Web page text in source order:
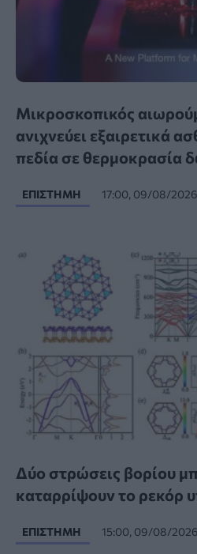
Μικροσκοπικός
ανιχνεύει εξαιρετικά
πεδία σε θερμοκρασία
ΕΠΙΣΤΉΜΗ 17:00, 09/08/2026
Δύο στρώσεις βορίου
καταρρίψουν το ρεκόρ
ΕΠΙΣΤΉΜΗ 15:00, 09/08/2026